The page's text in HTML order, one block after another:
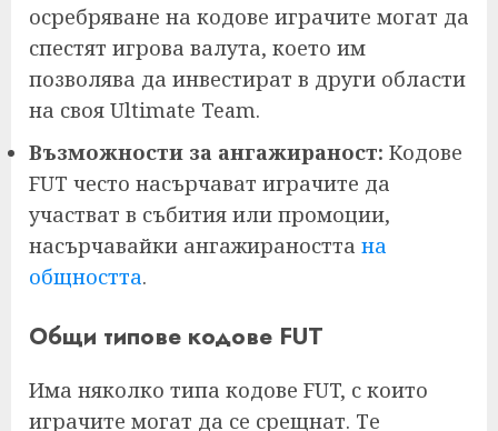
осребряване на кодове играчите могат да
спестят игрова валута, което им
позволява да инвестират в други области
на своя Ultimate Team.
Възможности за ангажираност: Кодове
FUT често насърчават играчите да
участват в събития или промоции,
насърчавайки ангажираността на
общността.
Общи типове кодове FUT
Има няколко типа кодове FUT, с които
играчите могат да се срещнат. Те